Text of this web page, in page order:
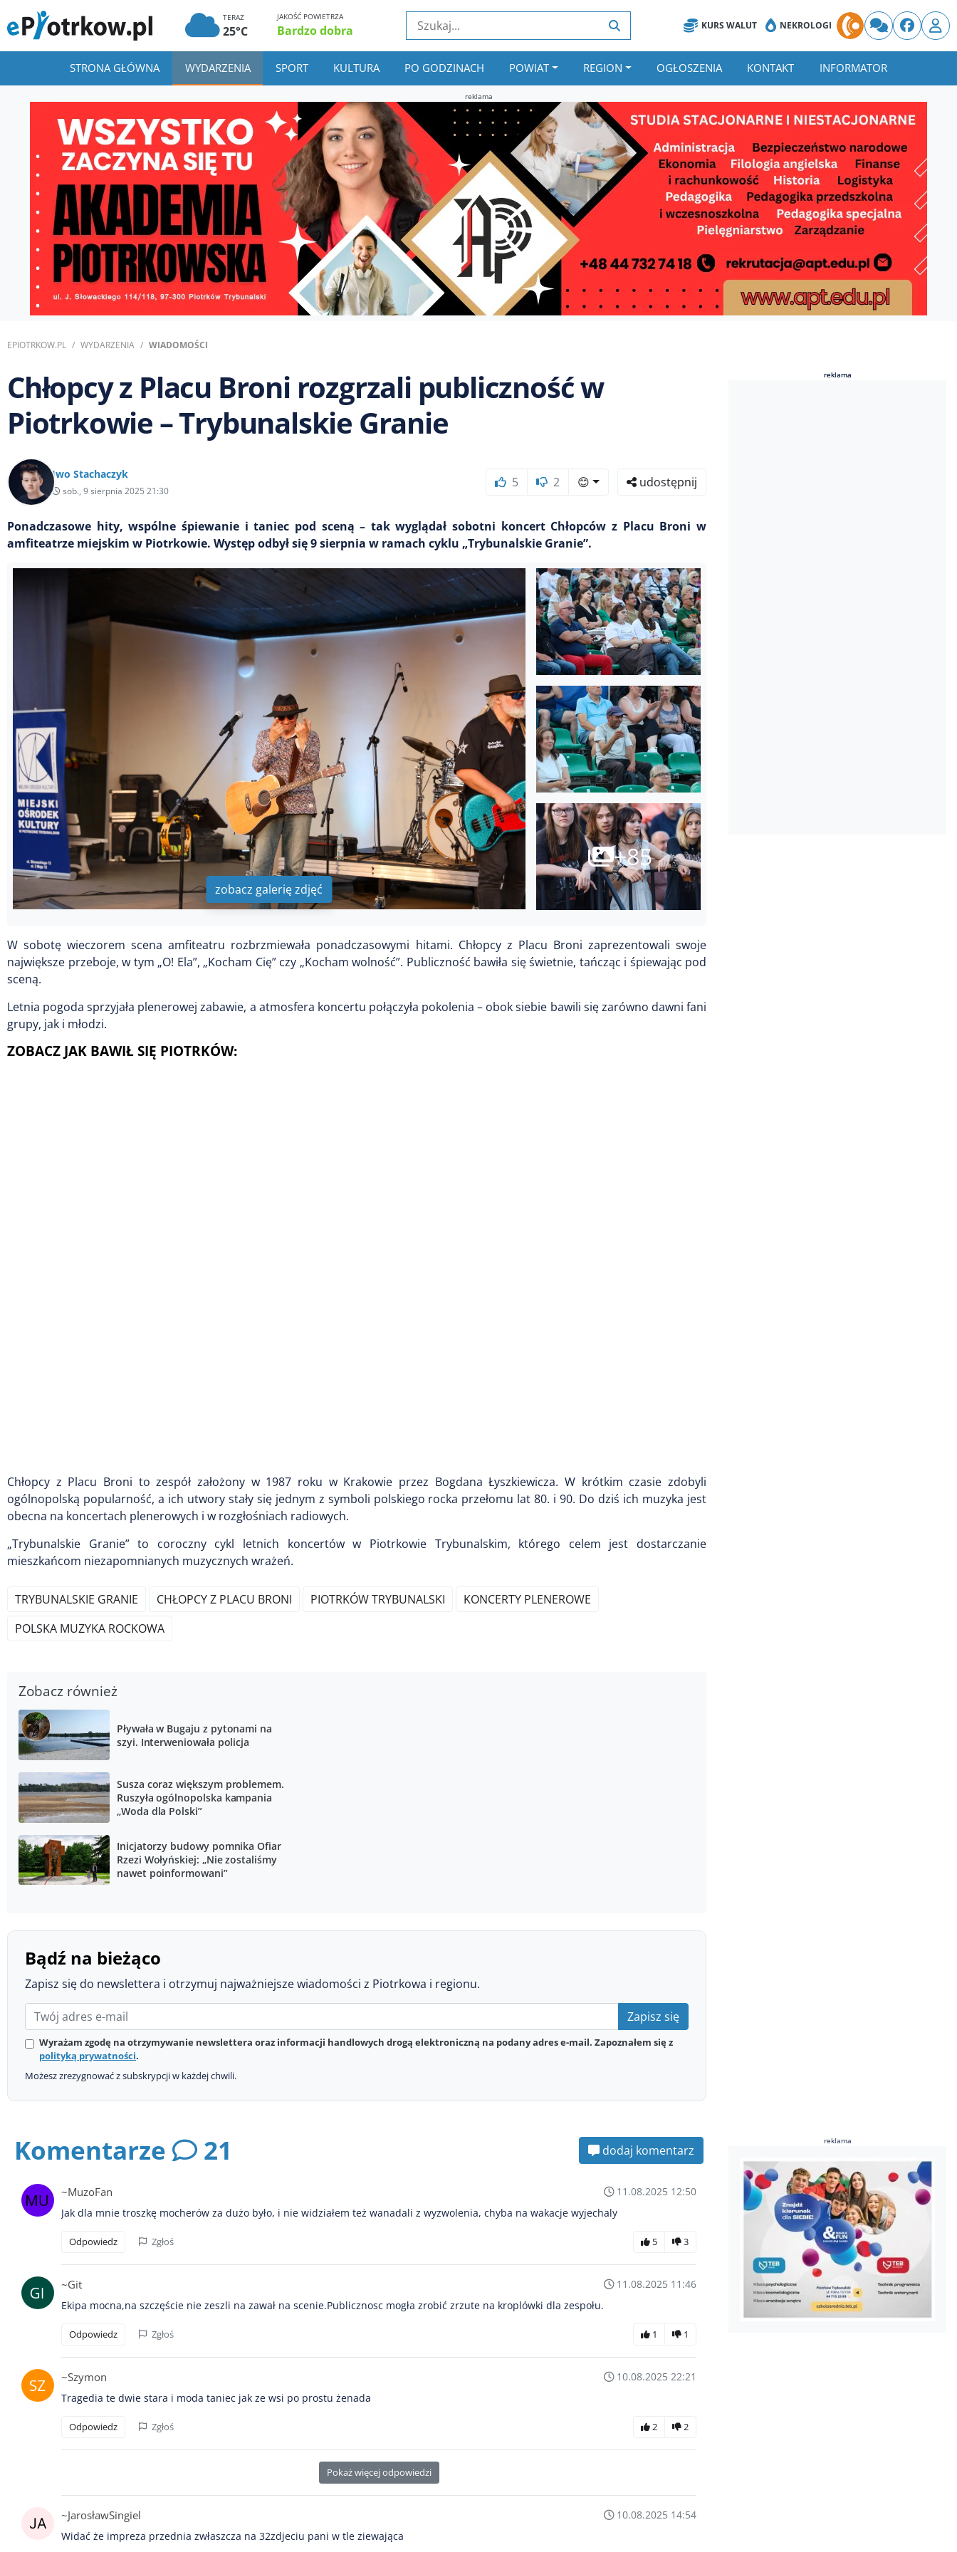
TERAZ
25°C
JAKOŚĆ POWIETRZA
Bardzo dobra KURS WALUT NEKROLOGI
STRONA GŁÓWNA WYDARZENIA SPORT KULTURA PO GODZINACH POWIAT REGION OGŁOSZENIA KONTAKT INFORMATOR
reklama
EPIOTRKOW.PL WYDARZENIA WIADOMOŚCI
Chłopcy z Placu Broni rozgrzali publiczność w
Piotrkowie – Trybunalskie Granie
Iwo Stachaczyk
sob., 9 sierpnia 2025 21:30
5 2 😊 udostępnij
Ponadczasowe hity, wspólne śpiewanie i taniec pod sceną – tak wyglądał sobotni koncert Chłopców z Placu Broni w
amfiteatrze miejskim w Piotrkowie. Występ odbył się 9 sierpnia w ramach cyklu „Trybunalskie Granie”.
zobacz galerię zdjęć
+85
W sobotę wieczorem scena amfiteatru rozbrzmiewała ponadczasowymi hitami. Chłopcy z Placu Broni zaprezentowali swoje
największe przeboje, w tym „O! Ela”, „Kocham Cię” czy „Kocham wolność”. Publiczność bawiła się świetnie, tańcząc i śpiewając pod
sceną.
Letnia pogoda sprzyjała plenerowej zabawie, a atmosfera koncertu połączyła pokolenia – obok siebie bawili się zarówno dawni fani
grupy, jak i młodzi.
ZOBACZ JAK BAWIŁ SIĘ PIOTRKÓW:
Chłopcy z Placu Broni to zespół założony w 1987 roku w Krakowie przez Bogdana Łyszkiewicza. W krótkim czasie zdobyli
ogólnopolską popularność, a ich utwory stały się jednym z symboli polskiego rocka przełomu lat 80. i 90. Do dziś ich muzyka jest
obecna na koncertach plenerowych i w rozgłośniach radiowych.
„Trybunalskie Granie” to coroczny cykl letnich koncertów w Piotrkowie Trybunalskim, którego celem jest dostarczanie
mieszkańcom niezapomnianych muzycznych wrażeń.
TRYBUNALSKIE GRANIE CHŁOPCY Z PLACU BRONI PIOTRKÓW TRYBUNALSKI
KONCERTY PLENEROWE
POLSKA MUZYKA ROCKOWA
Zobacz również
Pływała w Bugaju z pytonami na
szyi. Interweniowała policja
Susza coraz większym problemem.
Ruszyła ogólnopolska kampania
„Woda dla Polski”
Inicjatorzy budowy pomnika Ofiar
Rzezi Wołyńskiej: „Nie zostaliśmy
nawet poinformowani”
Bądź na bieżąco
Zapisz się do newslettera i otrzymuj najważniejsze wiadomości z Piotrkowa i regionu.
Zapisz się
Wyrażam zgodę na otrzymywanie newslettera oraz informacji handlowych drogą elektroniczną na podany adres e-mail. Zapoznałem się z
polityką prywatności.
Możesz zrezygnować z subskrypcji w każdej chwili.
reklama
reklama
Komentarze 21 dodaj komentarz
~MuzoFan
11.08.2025 12:50
Jak dla mnie troszkę mocherów za dużo było, i nie widziałem też wanadali z wyzwolenia, chyba na wakacje wyjechaly
Odpowiedz Zgłoś 5 3
~Git
11.08.2025 11:46
Ekipa mocna,na szczęście nie zeszli na zawał na scenie.Publicznosc mogła zrobić zrzute na kroplówki dla zespołu.
Odpowiedz Zgłoś 1 1
~Szymon
10.08.2025 22:21
Tragedia te dwie stara i moda taniec jak ze wsi po prostu żenada
Odpowiedz Zgłoś 2 2
Pokaż więcej odpowiedzi
~JarosławSingiel
10.08.2025 14:54
Widać że impreza przednia zwłaszcza na 32zdjeciu pani w tle ziewająca
reklama